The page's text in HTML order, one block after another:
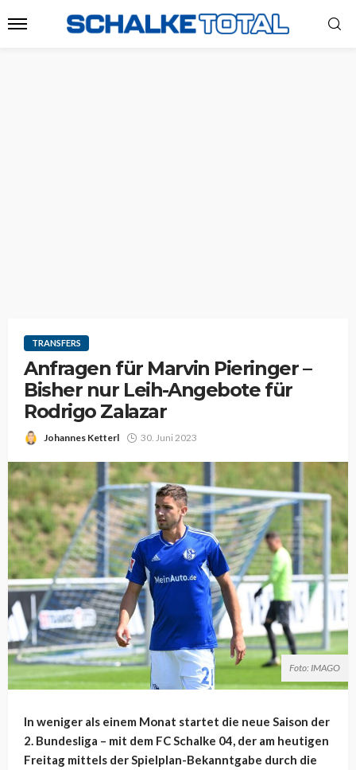
TRANSFERS
Anfragen für Marvin Pieringer –
Bisher nur Leih-Angebote für
Rodrigo Zalazar
Johannes Ketterl 30. Juni 2023
Foto: IMAGO
In weniger als einem Monat startet die neue Saison der
2. Bundesliga – mit dem FC Schalke 04, der am heutigen
Freitag mittels der Spielplan-Bekanntgabe durch die